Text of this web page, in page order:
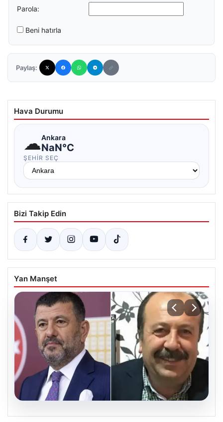
Parola:
Beni hatırla
Paylaş:
Hava Durumu
☁Ankara
NaN°C
ŞEHIR SEÇ
Bizi Takip Edin
Yan Manşet
06.08.2026